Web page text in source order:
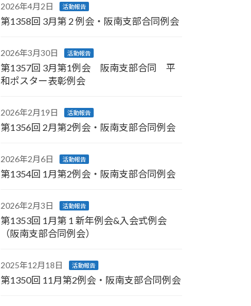
2026年4月2日 活動報告
第1358回 3月第 2 例会・阪南支部合同例会
2026年3月30日 活動報告
第1357回 3月第1例会 阪南支部合同 平
和ポスター表彰例会
2026年2月19日 活動報告
第1356回 2月第2例会・阪南支部合同例会
2026年2月6日 活動報告
第1354回 1月第2例会・阪南支部合同例会
2026年2月3日 活動報告
第1353回 1月第 1 新年例会&入会式例会
（阪南支部合同例会）
2025年12月18日 活動報告
第1350回 11月第2例会・阪南支部合同例会